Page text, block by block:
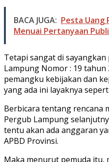
BACA JUGA: Pesta Uang
Menuai Pertanyaan
Tetapi sangat di
Lampung Nomor : 19
pemangku kebijakan dan
yang ada ini layaknya
Berbicara tentang rencana
Pergub Lampung
tentu akan ada anggaran
APBD Provinsi.
Maka menurut pemuda itu,